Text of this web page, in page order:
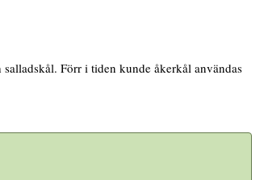
Förr i tiden kunde åkerkål användas